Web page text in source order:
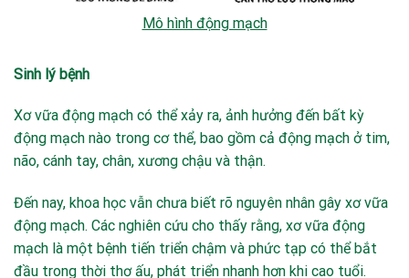
Mô hình động mạch
Sinh lý bệnh
Xơ vữa động mạch có thể xảy ra, ảnh hưởng đến bất kỳ
động mạch nào trong cơ thể, bao gồm cả động mạch ở tim,
não, cánh tay, chân, xương chậu và thận.
Đến nay, khoa học vẫn chưa biết rõ nguyên nhân gây xơ vữa
động mạch. Các nghiên cứu cho thấy rằng, xơ vữa động
mạch là một bệnh tiến triển chậm và phức tạp có thể bắt
đầu trong thời thơ ấu, phát triển nhanh hơn khi cao tuổi.